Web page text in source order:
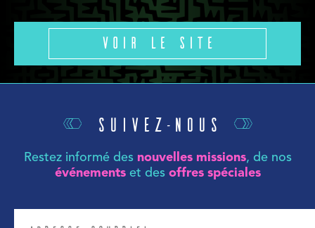
Voir le site
Suivez-nous
Restez informé des nouvelles missions, de nos
événementset des offres spéciales